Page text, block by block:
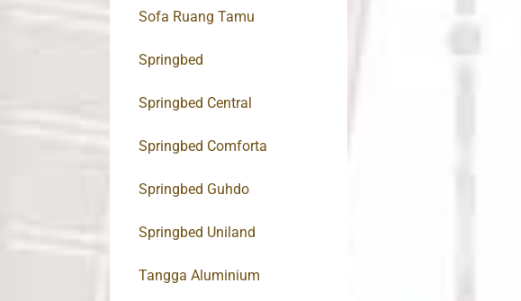
Sofa Ruang Tamu
Springbed
Springbed Central
Springbed Comforta
Springbed Guhdo
Springbed Uniland
Tangga Aluminium